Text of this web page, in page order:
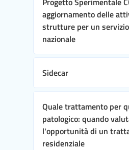
aggiornamento delle
strutture per un
nazionale
Sidecar
Quale trattamento per
patologico: quando
l'opportunità di un
residenziale